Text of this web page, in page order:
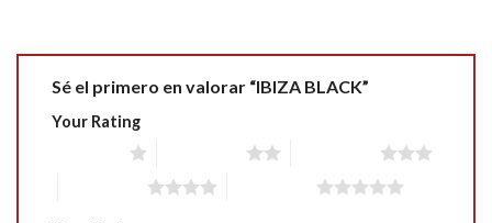
Sé el primero en valorar “IBIZA BLACK”
Your Rating